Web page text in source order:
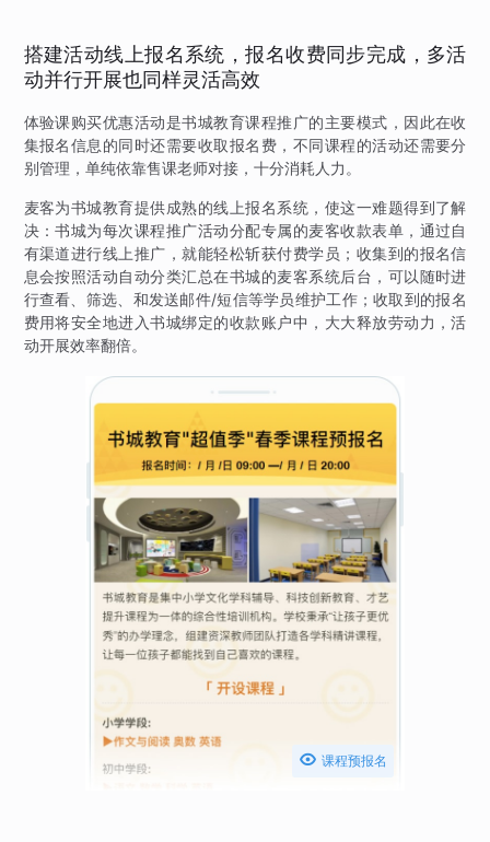
搭建活动线上报名系统，报名收费同步完成，多活
动并行开展也同样灵活高效
体验课购买优惠活动是书城教育课程推广的主要模式，因此在收
集报名信息的同时还需要收取报名费，不同课程的活动还需要分
别管理，单纯依靠售课老师对接，十分消耗人力。
麦客为书城教育提供成熟的线上报名系统，使这一难题得到了解
决：书城为每次课程推广活动分配专属的麦客收款表单，通过自
有渠道进行线上推广，就能轻松斩获付费学员；收集到的报名信
息会按照活动自动分类汇总在书城的麦客系统后台，可以随时进
行查看、筛选、和发送邮件/短信等学员维护工作；收取到的报名
费用将安全地进入书城绑定的收款账户中，大大释放劳动力，活
动开展效率翻倍。
 课程预报名